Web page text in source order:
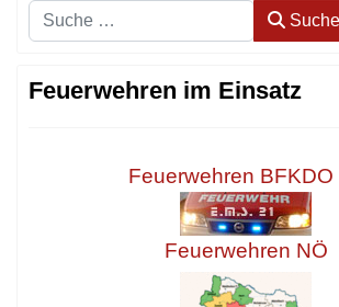
Suchen
Feuerwehren im Einsatz
Feuerwehren BFKDO
Feuerwehren NÖ